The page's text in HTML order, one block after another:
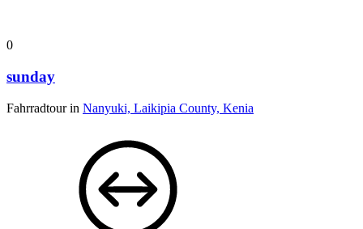
0
sunday
Fahrradtour in Nanyuki, Laikipia County, Kenia